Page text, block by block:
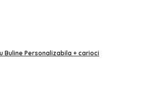
Buline Personalizabila + carioci